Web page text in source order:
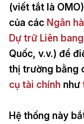
(viết tắt là
của các Ngân
Dự trữ Liên bang
Quốc, v.v.) để
thị trường bằng
cụ tài chính như
Hệ thống này